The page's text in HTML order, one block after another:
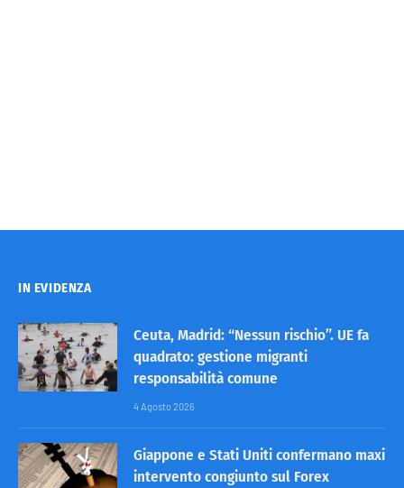
IN EVIDENZA
Ceuta, Madrid: “Nessun rischio”. UE fa
quadrato: gestione migranti
responsabilità comune
4 Agosto 2026
Giappone e Stati Uniti confermano maxi
intervento congiunto sul Forex